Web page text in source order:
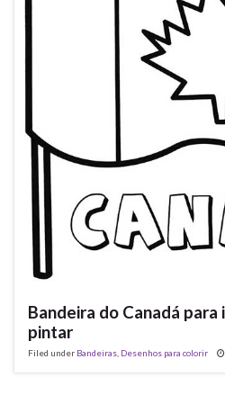
Bandeira do Canadá
pintar
Filed under Bandeiras Desenhos para colorir